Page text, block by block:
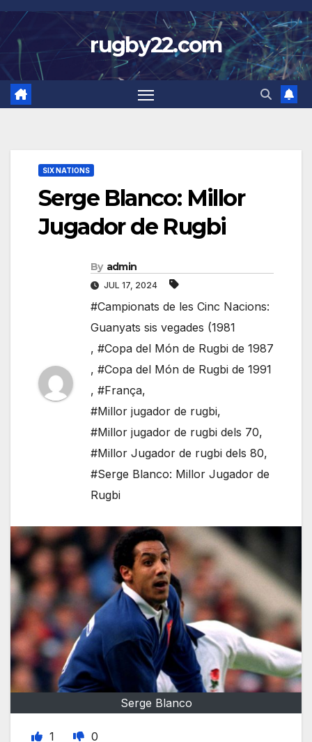
Skip
to
content
rugby22.com
SIX NATIONS
Serge Blanco: Millor
Jugador de Rugbi
By admin
JUL 17, 2024
#Campionats de les Cinc Nacions:
Guanyats sis vegades (1981
, #Copa del Món de Rugbi de 1987
, #Copa del Món de Rugbi de 1991
, #França,
#Millor jugador de rugbi,
#Millor jugador de rugbi dels 70,
#Millor Jugador de rugbi dels 80,
#Serge Blanco: Millor Jugador de
Rugbi
Serge Blanco
1 0